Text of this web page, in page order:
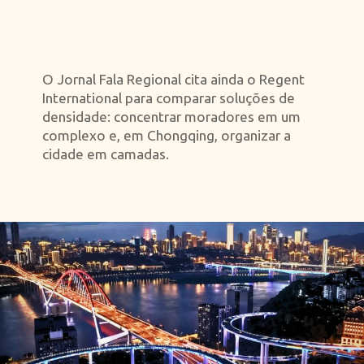
O Jornal Fala Regional cita ainda o Regent
International para comparar soluções de
densidade: concentrar moradores em um
complexo e, em Chongqing, organizar a
cidade em camadas.